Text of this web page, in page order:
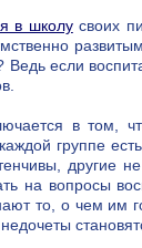
в школусвоих
если
в том,
группе
другие
на вопросы
то, о чем им